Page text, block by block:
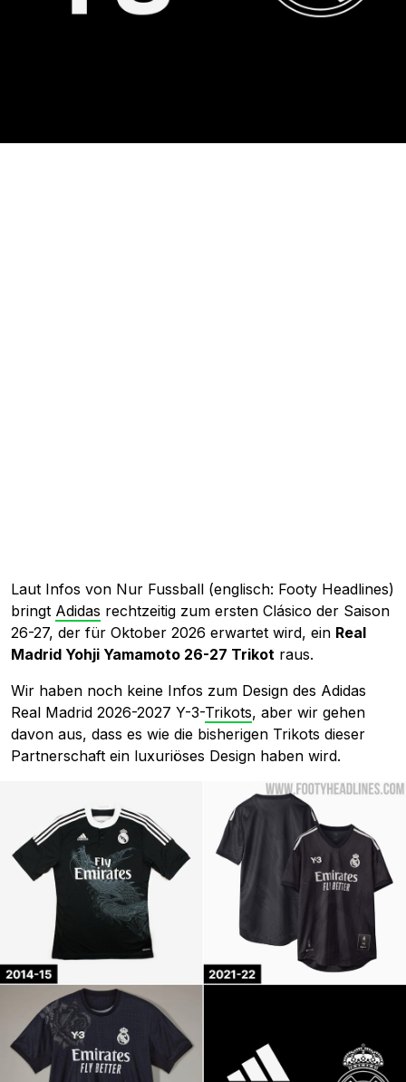
Laut Infos von Nur Fussball (englisch: Footy Headlines)
bringt Adidas rechtzeitig zum ersten Clásico der Saison
26-27, der für Oktober 2026 erwartet wird, ein Real
Madrid Yohji Yamamoto 26-27 Trikot raus.
Wir haben noch keine Infos zum Design des Adidas
Real Madrid 2026-2027 Y-3-Trikots, aber wir gehen
davon aus, dass es wie die bisherigen Trikots dieser
Partnerschaft ein luxuriöses Design haben wird.